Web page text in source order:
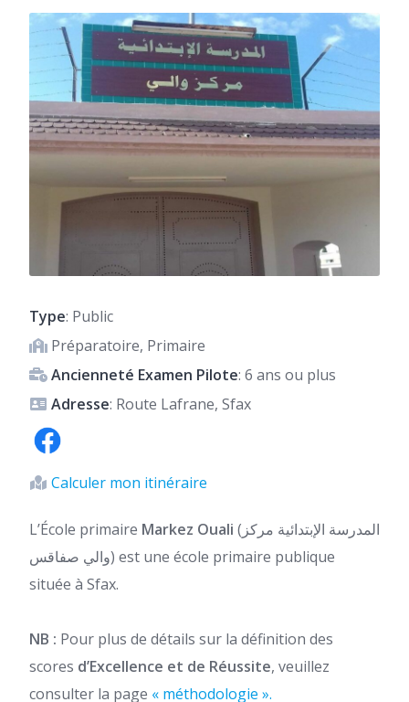
Type: Public
Préparatoire, Primaire
Ancienneté Examen Pilote: 6 ans ou plus
Adresse: Route Lafrane, Sfax
Calculer mon itinéraire
L’École primaire Markez Ouali (المدرسة الإبتدائية مركز
والي صفاقس) est une école primaire publique
située à Sfax.
NB : Pour plus de détails sur la définition des
scores d’Excellence et de Réussite, veuillez
consulter la page « méthodologie ».